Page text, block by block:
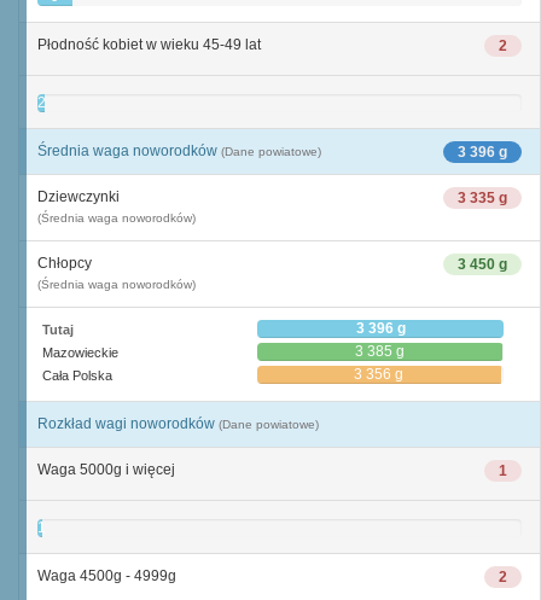
2
Płodność kobiet w wieku 45-49 lat
2
3 396 g
Średnia waga noworodków (Dane powiatowe)
3 335 g
Dziewczynki
(Średnia waga noworodków)
3 450 g
Chłopcy
(Średnia waga noworodków)
Tutaj 3 396 g
Mazowieckie 3 385 g
Cała Polska 3 356 g
Rozkład wagi noworodków (Dane powiatowe)
1
Waga 5000g i więcej
1
2
Waga 4500g - 4999g